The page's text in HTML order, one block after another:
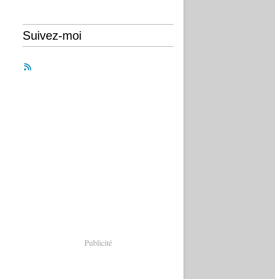
Suivez-moi
Publicité